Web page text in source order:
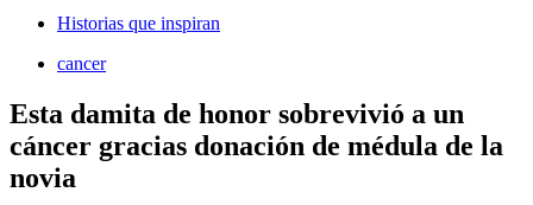
Historias que inspiran
cancer
Esta damita de honor sobrevivió a un
cáncer gracias donación de médula de la
novia